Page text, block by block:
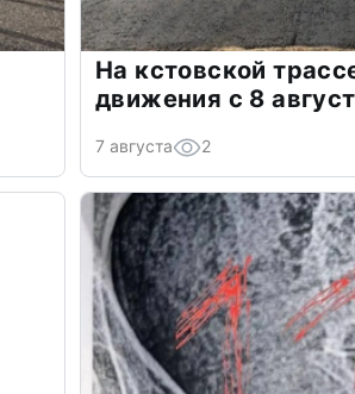
На кстовской
движения с 8
7 августа 2